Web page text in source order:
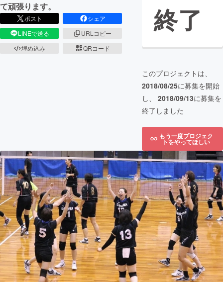
て頑張ります。
ポスト
シェア
LINEで送る
URLコピー
埋め込み
QRコード
終了
このプロジェクトは、
2018/08/25に募集を開始
し、 2018/09/13に募集を
終了しました
もう一度プロジェク
トをやってほしい